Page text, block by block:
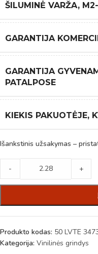
ŠILUMINĖ VARŽA,
GARANTIJA
GARANTIJA
PATALPOSE
KIEKIS PAKUOTĖJE,
Išankstinis užsakymas –
- +
Produkto kodas: 50 LVTE
Kategorija: Vinilinės grindys